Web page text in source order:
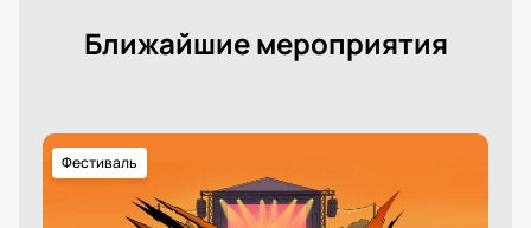
Ближайшие мероприятия
Фестиваль